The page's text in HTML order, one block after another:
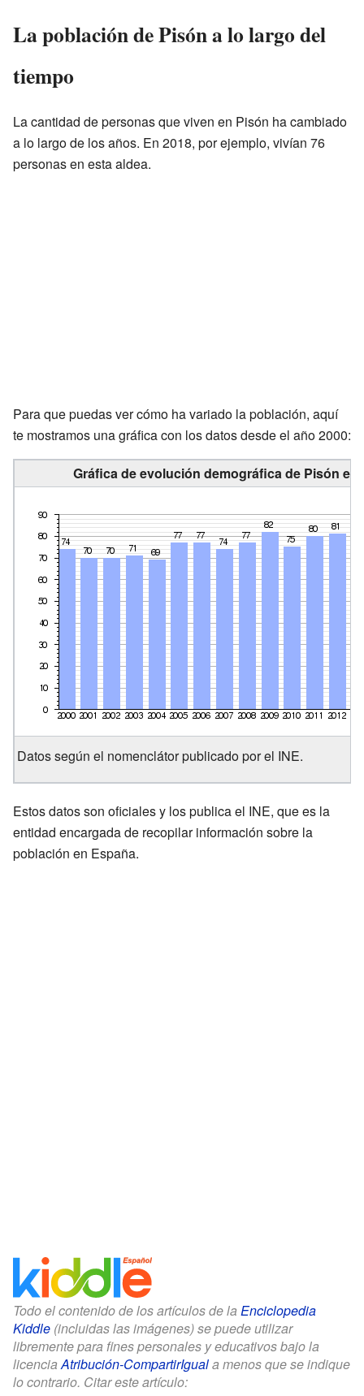
La población de Pisón a lo largo del
tiempo
La cantidad de personas que viven en Pisón ha cambiado
a lo largo de los años. En 2018, por ejemplo, vivían 76
personas en esta aldea.
Para que puedas ver cómo ha variado la población, aquí
te mostramos una gráfica con los datos desde el año 2000:
Gráfica de evolución demográfica de Pisón
Datos según el nomenclátor publicado por el INE.
Estos datos son oficiales y los publica el INE, que es la
entidad encargada de recopilar información sobre la
población en España.
Todo el contenido de los artículos de la Enciclopedia
Kiddle (incluidas las imágenes) se puede utilizar
libremente para fines personales y educativos bajo la
licenciaAtribución-CompartirIguala menos que se indique
lo contrario. Citar este artículo: